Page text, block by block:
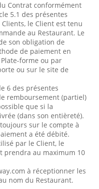
Contrat conformément
5.1 des présentes
le Client est tenu
au Restaurant. Le
son obligation de
de paiement en
forme ou par
ou sur le site de
6 des présentes
remboursement (partiel)
que si la
(dans son entièreté).
sur le compte à
a été débité.
par le Client, le
prendra au maximum 10
à réceptionner les
nom du Restaurant.